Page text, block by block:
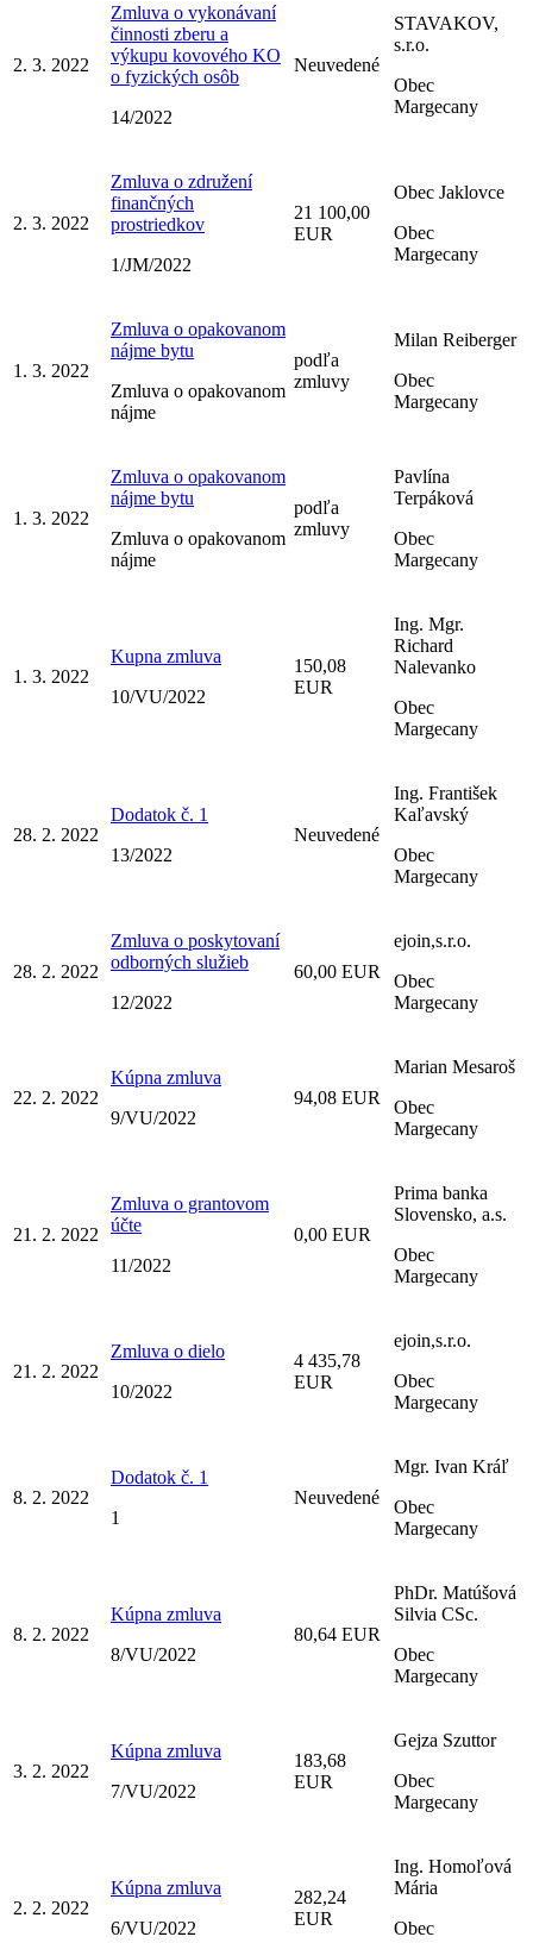
2. 3. 2022
Zmluva o vykonávaní
činnosti zberu a
výkupu kovového KO
o fyzických osôb
14/2022
Neuvedené
STAVAKOV,
s.r.o.
Obec
Margecany
2. 3. 2022
Zmluva o združení
finančných
prostriedkov
1/JM/2022
21 100,00
EUR
Obec Jaklovce
Obec
Margecany
1. 3. 2022
Zmluva o opakovanom
nájme bytu
Zmluva o opakovanom
nájme
podľa
zmluvy
Milan Reiberger
Obec
Margecany
1. 3. 2022
Zmluva o opakovanom
nájme bytu
Zmluva o opakovanom
nájme
podľa
zmluvy
Pavlína
Terpáková
Obec
Margecany
1. 3. 2022
Kupna zmluva
10/VU/2022
150,08
EUR
Ing. Mgr.
Richard
Nalevanko
Obec
Margecany
28. 2. 2022
Dodatok č. 1
13/2022
Neuvedené
Ing. František
Kaľavský
Obec
Margecany
28. 2. 2022
Zmluva o poskytovaní
odborných služieb
12/2022
60,00 EUR
ejoin,s.r.o.
Obec
Margecany
22. 2. 2022
Kúpna zmluva
9/VU/2022
94,08 EUR
Marian Mesaroš
Obec
Margecany
21. 2. 2022
Zmluva o grantovom
účte
11/2022
0,00 EUR
Prima banka
Slovensko, a.s.
Obec
Margecany
21. 2. 2022
Zmluva o dielo
10/2022
4 435,78
EUR
ejoin,s.r.o.
Obec
Margecany
8. 2. 2022
Dodatok č. 1
1
Neuvedené
Mgr. Ivan Kráľ
Obec
Margecany
8. 2. 2022
Kúpna zmluva
8/VU/2022
80,64 EUR
PhDr. Matúšová
Silvia CSc.
Obec
Margecany
3. 2. 2022
Kúpna zmluva
7/VU/2022
183,68
EUR
Gejza Szuttor
Obec
Margecany
2. 2. 2022
Kúpna zmluva
6/VU/2022
282,24
EUR
Ing. Homoľová
Mária
Obec